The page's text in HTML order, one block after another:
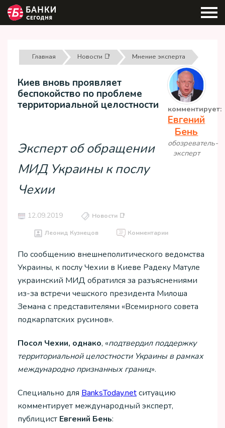
Главная Новости 📑 Мнение эксперта
Киев вновь проявляет
беспокойство по проблеме
территориальной целостности
Эксперт об обращении
МИД Украины к послу
Чехии
комментирует:
Евгений
Бень
обозреватель-
эксперт
12.09.2019 Новости 📑
Леонид Кузнецов Комментарии
По сообщению внешнеполитического ведомства
Украины, к послу Чехии в Киеве Радеку Матуле
украинский МИД обратился за разъяснениями
из-за встречи чешского президента Милоша
Земана с представителями «Всемирного совета
подкарпатских русинов».
Посол Чехии, однако, «подтвердил поддержку
территориальной целостности Украины в рамках
международно признанных границ».
Специально для ВanksToday.netситуацию
комментирует международный эксперт,
публицист Евгений Бень: